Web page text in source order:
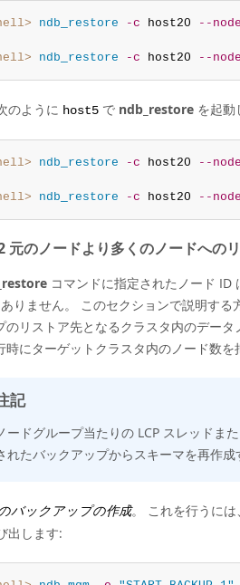
ndb_restore -c host20 --
ndb_restore -c host20 --
のように host5 で ndb_restore を起動
ndb_restore -c host20 --
ndb_restore -c host20 --
元のノードより多くのノードへの
コマンドに指定されたノード ID
りません。 このセクションで説明する
のリストア先となるクラスタ内のデー
時にターゲットクラスタ内のノード数を
記
ードグループ当たりの LCP スレッドま
れたバックアップからスキーマを再作成
バックアップの作成。 これを行うに
出します: